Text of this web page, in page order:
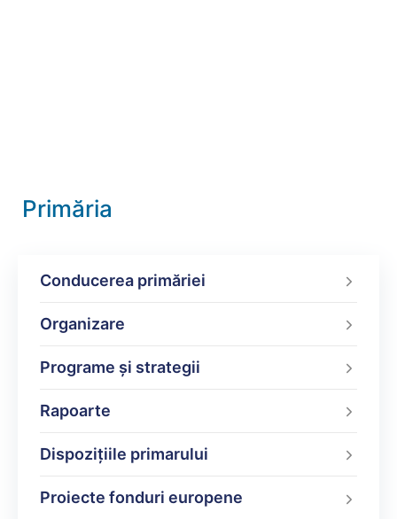
Primăria
Conducerea primăriei
Organizare
Programe şi strategii
Rapoarte
Dispoziţiile primarului
Proiecte fonduri europene